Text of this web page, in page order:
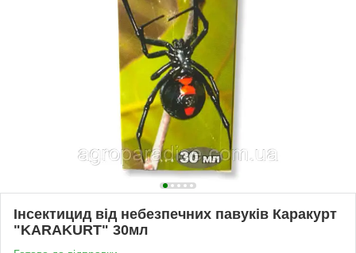
Інсектицид від небезпечних павуків Каракурт
"KARAKURT" 30мл